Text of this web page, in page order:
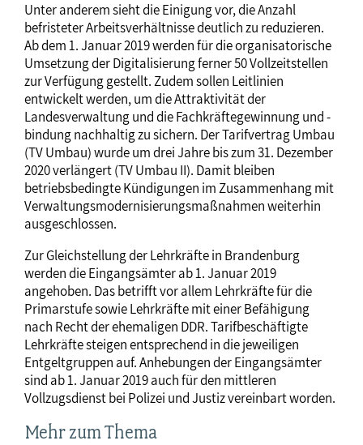
Unter anderem sieht die Einigung vor, die Anzahl
befristeter Arbeitsverhältnisse deutlich zu reduzieren.
Ab dem 1. Januar 2019 werden für die organisatorische
Umsetzung der Digitalisierung ferner 50 Vollzeitstellen
zur Verfügung gestellt. Zudem sollen Leitlinien
entwickelt werden, um die Attraktivität der
Landesverwaltung und die Fachkräftegewinnung und -
bindung nachhaltig zu sichern. Der Tarifvertrag Umbau
(TV Umbau) wurde um drei Jahre bis zum 31. Dezember
2020 verlängert (TV Umbau II). Damit bleiben
betriebsbedingte Kündigungen im Zusammenhang mit
Verwaltungsmodernisierungsmaßnahmen weiterhin
ausgeschlossen.
Zur Gleichstellung der Lehrkräfte in Brandenburg
werden die Eingangsämter ab 1. Januar 2019
angehoben. Das betrifft vor allem Lehrkräfte für die
Primarstufe sowie Lehrkräfte mit einer Befähigung
nach Recht der ehemaligen DDR. Tarifbeschäftigte
Lehrkräfte steigen entsprechend in die jeweiligen
Entgeltgruppen auf. Anhebungen der Eingangsämter
sind ab 1. Januar 2019 auch für den mittleren
Vollzugsdienst bei Polizei und Justiz vereinbart worden.
Mehr zum Thema